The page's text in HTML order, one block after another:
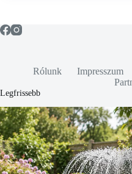
Rólunk Impresszum
Legfrissebb